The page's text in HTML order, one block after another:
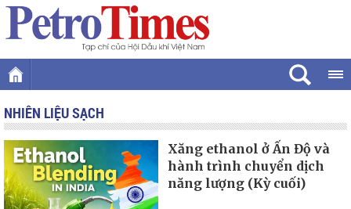
NHIÊN LIỆU SẠCH
Xăng ethanol ở Ấn Độ và
hành trình chuyển dịch
năng lượng (Kỳ cuối)